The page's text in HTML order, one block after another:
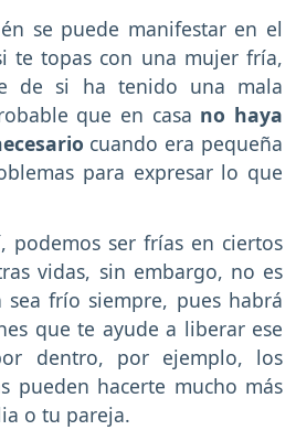
se puede manifestar en el
te topas con una mujer fría,
de si ha tenido una mala
que en casa no haya
cuando era pequeña
para expresar lo que
podemos ser frías en ciertos
vidas, sin embargo, no es
frío siempre, pues habrá
que te ayude a liberar ese
dentro, por ejemplo, los
pueden hacerte mucho más
o tu pareja.